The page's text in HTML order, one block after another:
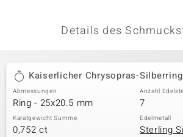
Details des
Kaiserlicher Chrysopras-Silberring
Abmessungen
Ring - 25x20.5 mm
Anzahl
7
Karatgewicht Summe
0,752 ct
Edelmetall
Sterling